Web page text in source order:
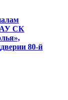
СК
80-й